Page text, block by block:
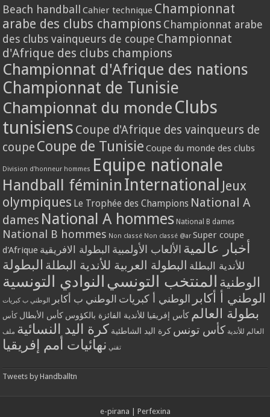
Beach handball Cahier technique Championnat
arabe des clubs champions Championnat arabe
des clubs vainqueurs de coupe Championnat
d'Afrique des clubs champions
Championnat d'Afrique des nations
Championnat de Tunisie
Championnat du monde Clubs
tunisiens Coupe d'Afrique des vainqueurs de
coupe Coupe de Tunisie Coupe du monde des clubs
Division d'honneur hommes Equipe nationale
Handball féminin International Jeux
olympiques Le Trophée des Champions National A
dames National A hommes National B dames
National B hommes Non classé Non classé @ar Super coupe
d'Afrique
أخبار عالمية الألعاب الأولمبية البطولة الافريقية
للأندية البطلة البطولة العربية للأندية البطلة البطولة
الوطنية المنتخب التونسي النوادي التونسية
الوطني أ أكابر الوطني أ كبريات الوطني ب أكابر الوطني ب كبريات
بطولة العالم كأس إفريقيا للأندية الفائزة بالكؤوس كأس الأبطال كأس
العالم للأندية كأس تونس كرة اليد الشاطئية كرة اليد النسائية ملف
تقني نهائيات أمم إفريقيا
Tweets by Handballtn
e-pirana Perfexina